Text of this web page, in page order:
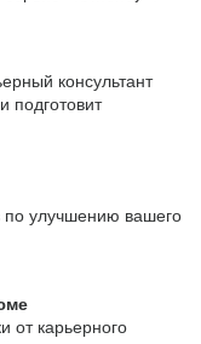
консультант
подготовит
по улучшению вашего
от карьерного